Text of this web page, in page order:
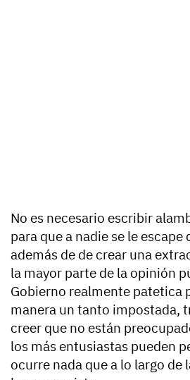
No es necesario escribir
para que a nadie se le
además de de crear una
la mayor parte de la opinión
Gobierno realmente patetica
manera un tanto impostada,
creer que no están
los más entusiastas pueden
ocurre nada que a lo largo de